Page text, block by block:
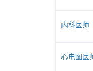
内科医师
心电图医